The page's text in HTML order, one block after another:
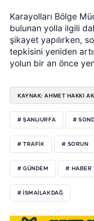
Karayolları Bölge
bulunan yolla ilgili
şikayet yapılırken,
tepkisini yeniden
yolun bir an önce
KAYNAK: AHMET HAKKI AK
# ŞANLIURFA #
# TRAFIK # SORUN
# GÜNDEM # HABER
# ISMAILAKDAĞ